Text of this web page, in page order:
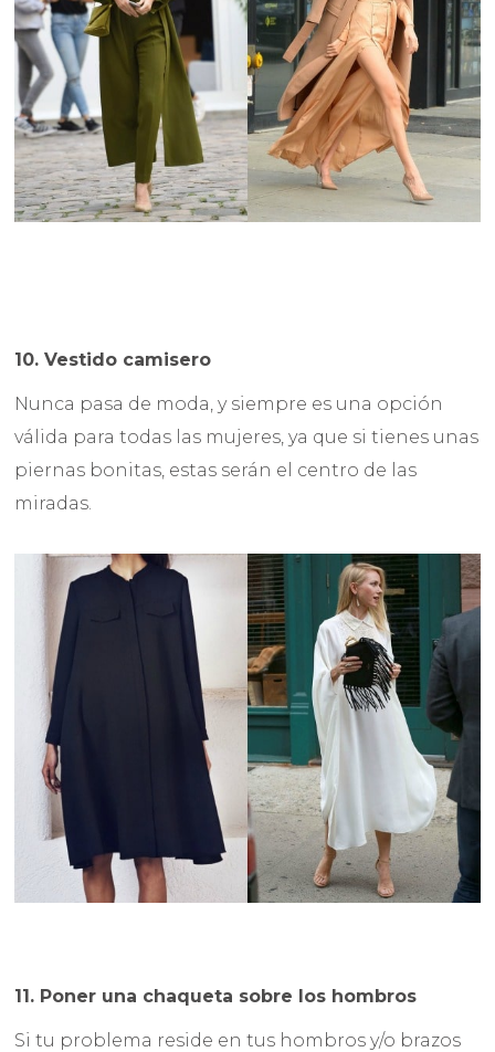
10. Vestido camisero
Nunca pasa de moda, y siempre es una opción
válida para todas las mujeres, ya que si tienes unas
piernas bonitas, estas serán el centro de las
miradas.
11. Poner una chaqueta sobre los hombros
Si tu problema reside en tus hombros y/o brazos